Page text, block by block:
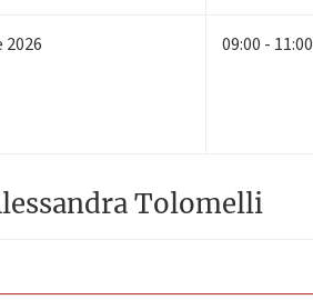
2026 09:00 - 11:00
Tolomelli